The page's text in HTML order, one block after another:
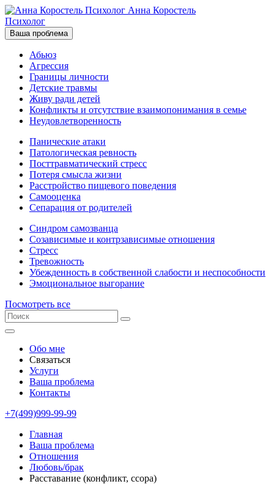
Анна Коростель
Психолог
Ваша проблема
Абьюз
Агрессия
Границы личности
Детские травмы
Живу ради детей
Конфликты и отсутствие взаимопонимания в семье
Неудовлетворенность
Панические атаки
Патологическая ревность
Посттравматический стресс
Потеря смысла жизни
Расстройство пищевого поведения
Самооценка
Сепарация от родителей
Синдром самозванца
Созависимые и контрзависимые отношения
Стресс
Тревожность
Убежденность в собственной слабости и неспособности
Эмоциональное выгорание
Посмотреть все
Обо мне
Связаться
Услуги
Ваша проблема
Контакты
+7(499)999-99-99
Главная
Ваша проблема
Отношения
Любовь/брак
Расставание (конфликт, ссора)